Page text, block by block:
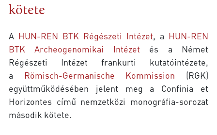
kötete
A HUN-REN BTK Régészeti Intézet, a HUN-REN
BTK Archeogenomikai Intézet és a Német
Régészeti Intézet frankurti kutatóintézete,
a Römisch-Germanische Kommission (RGK)
együttműködésében jelent meg a Confinia et
Horizontes című nemzetközi monográfia-sorozat
második kötete.